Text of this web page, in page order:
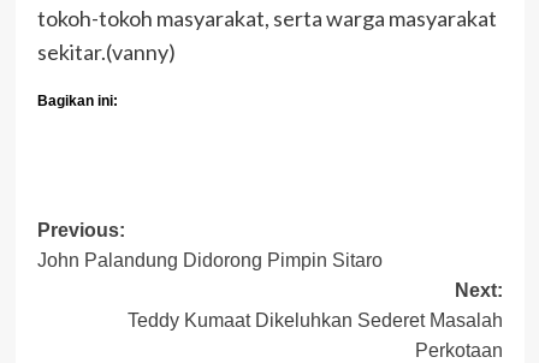
tokoh-tokoh masyarakat, serta warga masyarakat
sekitar.(vanny)
Bagikan ini:
Post
navigation
Previous:
John Palandung Didorong Pimpin Sitaro
Next:
Teddy Kumaat Dikeluhkan Sederet Masalah
Perkotaan